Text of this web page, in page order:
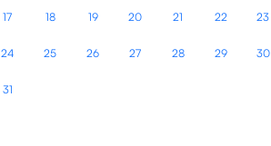
17 18 19 20 21 22 23
24 25 26 27 28 29 30
31